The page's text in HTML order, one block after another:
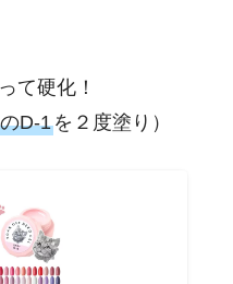
て硬化！
D-1を２度塗り）